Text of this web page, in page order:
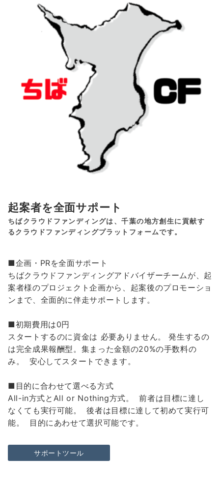
起案者を全面サポート
ちばクラウドファンディングは、千葉の地方創生に貢献す
るクラウドファンディングプラットフォームです。
■企画・PRを全面サポート
ちばクラウドファンディングアドバイザーチームが、起
案者様のプロジェクト企画から、起案後のプロモーショ
ンまで、全面的に伴走サポートします。
■初期費用は0円
スタートするのに資金は 必要ありません。 発生するの
は完全成果報酬型。集まった金額の20%の手数料の
み。 安心してスタートできます。
■目的に合わせて選べる方式
All-in方式とAll or Nothing方式。 前者は目標に達し
なくても実行可能。 後者は目標に達して初めて実行可
能。 目的にあわせて選択可能です。
サポートツール